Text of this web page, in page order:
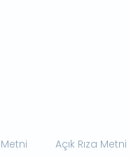
Açık Rıza Metni